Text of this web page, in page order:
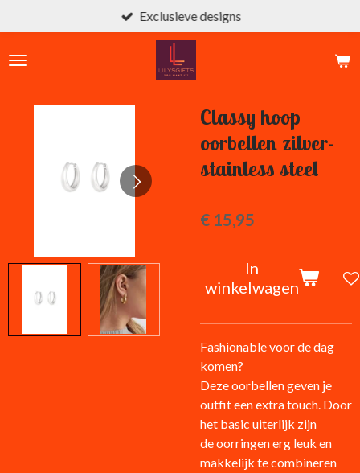
direct
naar
Exclusieve designs
Classy hoop
oorbellen zilver-
stainless steel
€ 15,95
In
winkelwagen
Fashionable voor de dag
komen?
Deze oorbellengeven je
outfit een extra touch. Door
het basic uiterlijk zijn
de oorringenerg leuk en
makkelijk te combineren